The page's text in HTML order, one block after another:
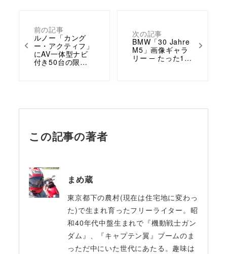
前の記事
ルノー「カング
ー・アクティフ」
にAV一体型ナビ
付き50台の限…
次の記事
BMW「30 Jahre
M5」画像ギャラ
リー ─ たった1…
この記事の著者
まめ蔵
東京都下の農村(現在は住宅地に変わっ
た)で生まれ育ったフリーライター。昭
和40年代中盤生まれで『機動戦士ガン
ダム』、『キャプテン翼』ブームのま
っただ中にいた世代にあたる。趣味は